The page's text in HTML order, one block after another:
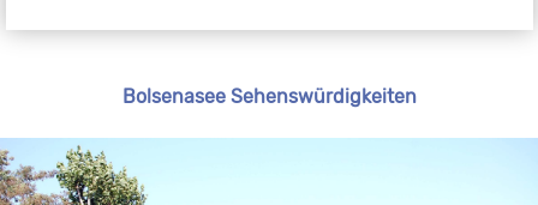
Bolsenasee Sehenswürdigkeiten